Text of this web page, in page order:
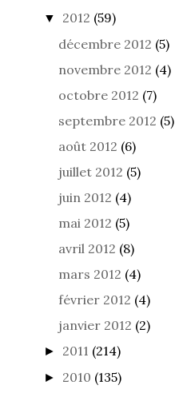
▼ 2012 (59)
décembre 2012 (5)
novembre 2012 (4)
octobre 2012 (7)
septembre 2012 (5)
août 2012 (6)
juillet 2012 (5)
juin 2012 (4)
mai 2012 (5)
avril 2012 (8)
mars 2012 (4)
février 2012 (4)
janvier 2012 (2)
► 2011 (214)
► 2010 (135)